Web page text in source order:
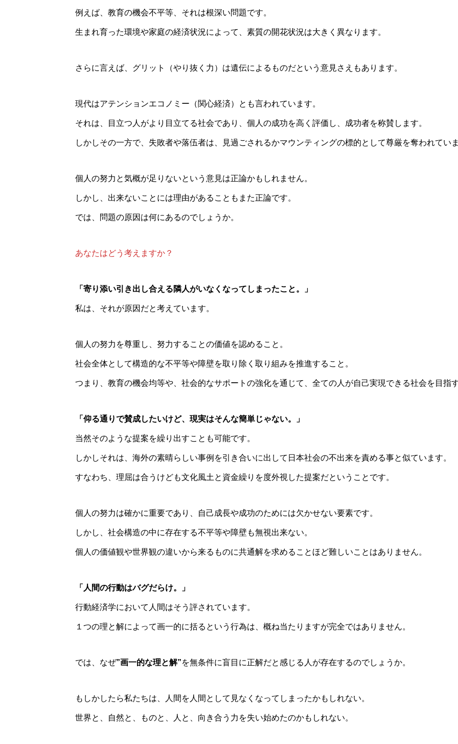
例えば、教育の機会不平等、それは根深い問題です。
生まれ育った環境や家庭の経済状況によって、素質の開花状況は大きく異なります。
さらに言えば、グリット（やり抜く力）は遺伝によるものだという意見さえもあります。
現代はアテンションエコノミー（関心経済）とも言われています。
それは、目立つ人がより目立てる社会であり、個人の成功を高く評価し、成功者を称賛します。
しかしその一方で、失敗者や落伍者は、見過ごされるかマウンティングの標的として尊厳を奪われていま
個人の努力と気概が足りないという意見は正論かもしれません。
しかし、出来ないことには理由があることもまた正論です。
では、問題の原因は何にあるのでしょうか。
あなたはどう考えますか？
「寄り添い引き出し合える隣人がいなくなってしまったこと。」
私は、それが原因だと考えています。
個人の努力を尊重し、努力することの価値を認めること。
社会全体として構造的な不平等や障壁を取り除く取り組みを推進すること。
つまり、教育の機会均等や、社会的なサポートの強化を通じて、全ての人が自己実現できる社会を目指
「仰る通りで賛成したいけど、現実はそんな簡単じゃない。」
当然そのような提案を繰り出すことも可能です。
しかしそれは、海外の素晴らしい事例を引き合いに出して日本社会の不出来を責める事と似ています。
すなわち、理屈は合うけども文化風土と資金繰りを度外視した提案だということです。
個人の努力は確かに重要であり、自己成長や成功のためには欠かせない要素です。
しかし、社会構造の中に存在する不平等や障壁も無視出来ない。
個人の価値観や世界観の違いから来るものに共通解を求めることほど難しいことはありません。
「人間の行動はバグだらけ。」
行動経済学において人間はそう評されています。
１つの理と解によって画一的に括るという行為は、概ね当たりますが完全ではありません。
では、なぜ”画一的な理と解”を無条件に盲目に正解だと感じる人が存在するのでしょうか。
もしかしたら私たちは、人間を人間として見なくなってしまったかもしれない。
世界と、自然と、ものと、人と、向き合う力を失い始めたのかもしれない。